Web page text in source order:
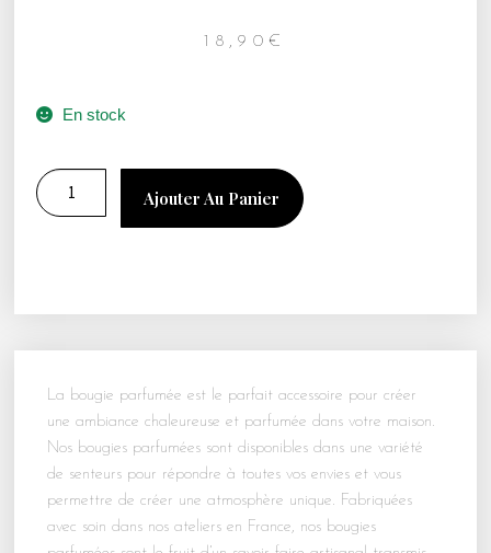
18,90 €
En stock
Ajouter Au Panier
La bougie parfumée est le parfait accessoire pour créer
une ambiance chaleureuse et parfumée dans votre maison.
Nos bougies parfumées sont disponibles dans une variété
de senteurs pour répondre à toutes vos envies et vous
permettre de créer une atmosphère unique. Fabriquées
avec soin dans nos ateliers en France, nos bougies